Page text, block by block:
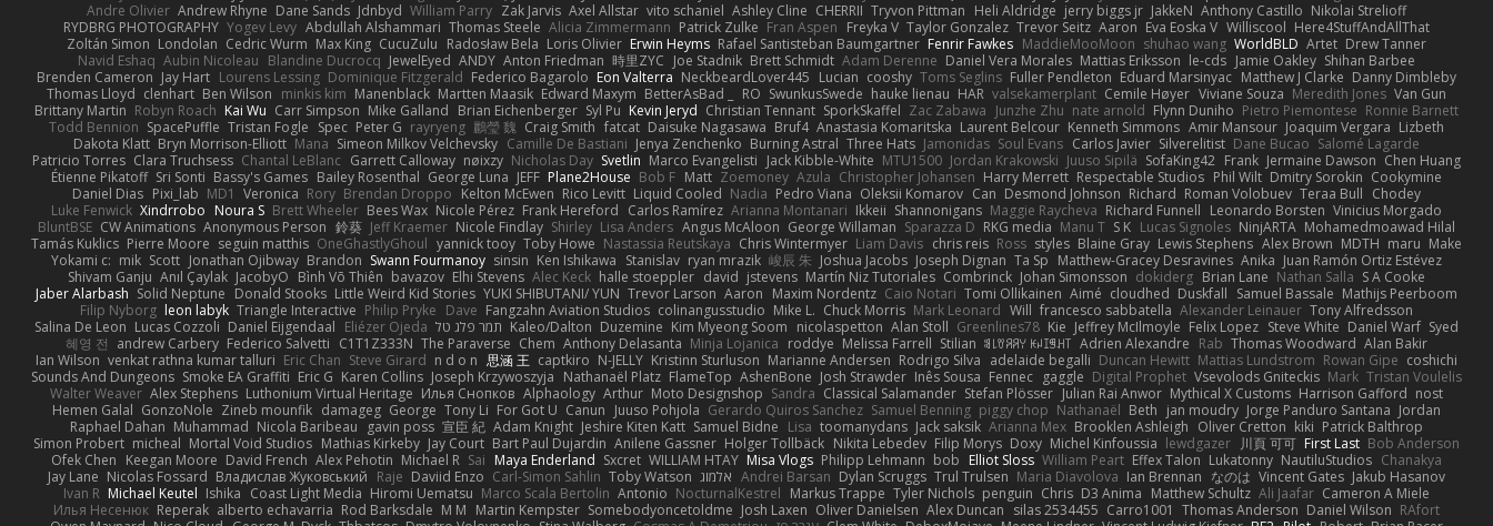
Andre Olivier Andrew Rhyne Dane Sands Jdnbyd William Parry Zak Jarvis Axel Allstar vito schaniel Ashley Cline CHERRII Tryvon Pittman Heli Aldridge jerry biggs jr JakkeN Anthony Castillo Nikolai Strelioff
RYDBRG PHOTOGRAPHY Yogev Levy Abdullah Alshammari Thomas Steele Alicia Zimmermann Patrick Zulke Fran Aspen Freyka V Taylor Gonzalez Trevor Seitz Aaron Eva Eoska V Williscool Here4StuffAndAllThat
Zoltán Simon Londolan Cedric Wurm Max King CucuZulu Radosław Bela Loris Olivier Erwin Heyms Rafael Santisteban Baumgartner Fenrir Fawkes MaddieMooMoon shuhao wang WorldBLD Artet Drew Tanner
Navid Eshaq Aubin Nicoleau Blandine Ducrocq JewelEyed ANDY Anton Friedman 時里ZYC Joe Stadnik Brett Schmidt Adam Derenne Daniel Vera Morales Mattias Eriksson le-cds Jamie Oakley Shihan Barbee
Brenden Cameron Jay Hart Lourens Lessing Dominique Fitzgerald Federico Bagarolo Eon Valterra NeckbeardLover445 Lucian cooshy Toms Seglins Fuller Pendleton Eduard Marsinyac Matthew J Clarke Danny Dimbleby
Thomas Lloyd clenhart Ben Wilson minkis kim Manenblack Martten Maasik Edward Maxym BetterAsBad _ RO SwunkusSwede hauke lienau HAR valsekamerplant Cemile Høyer Viviane Souza Meredith Jones Van Gun
Brittany Martin Robyn Roach Kai Wu Carr Simpson Mike Galland Brian Eichenberger Syl Pu Kevin Jeryd Christian Tennant SporkSkaffel Zac Zabawa Junzhe Zhu nate arnold Flynn Duniho Pietro Piemontese Ronnie Barnett
Todd Bennion SpacePuffle Tristan Fogle Spec Peter G rayryeng 鸝瑩 魏 Craig Smith fatcat Daisuke Nagasawa Bruf4 Anastasia Komaritska Laurent Belcour Kenneth Simmons Amir Mansour Joaquim Vergara Lizbeth
Dakota Klatt Bryn Morrison-Elliott Mana Simeon Milkov Velchevsky Camille De Bastiani Jenya Zenchenko Burning Astral Three Hats Jamonidas Soul Evans Carlos Javier Silverelitist Dane Bucao Salomé Lagarde
Patricio Torres Clara Truchsess Chantal LeBlanc Garrett Calloway nøixzy Nicholas Day Svetlin Marco Evangelisti Jack Kibble-White MTU1500 Jordan Krakowski Juuso Sipilä SofaKing42 Frank Jermaine Dawson Chen Huang
Étienne Pikatoff Sri Sonti Bassy's Games Bailey Rosenthal George Luna JEFF Plane2House Bob F Matt Zoemoney Azula Christopher Johansen Harry Merrett Respectable Studios Phil Wilt Dmitry Sorokin Cookymine
Daniel Dias Pixi_lab MD1 Veronica Rory Brendan Droppo Kelton McEwen Rico Levitt Liquid Cooled Nadia Pedro Viana Oleksii Komarov Can Desmond Johnson Richard Roman Volobuev Teraa Bull Chodey
Luke Fenwick Xindrrobo Noura S Brett Wheeler Bees Wax Nicole Pérez Frank Hereford Carlos Ramírez Arianna Montanari Ikkeii Shannonigans Maggie Raycheva Richard Funnell Leonardo Borsten Vinicius Morgado
BluntBSE CW Animations Anonymous Person 鈴葵 Jeff Kraemer Nicole Findlay Shirley Lisa Anders Angus McAloon George Willaman Sparazza D RKG media Manu T S K Lucas Signoles NinjARTA Mohamedmoawad Hilal
Tamás Kuklics Pierre Moore seguin matthis OneGhastlyGhoul yannick tooy Toby Howe Nastassia Reutskaya Chris Wintermyer Liam Davis chris reis Ross styles Blaine Gray Lewis Stephens Alex Brown MDTH maru Make
Yokami c: mik Scott Jonathan Ojibway Brandon Swann Fourmanoy sinsin Ken Ishikawa Stanislav ryan mrazik 峻辰 朱 Joshua Jacobs Joseph Dignan Ta Sp Matthew-Gracey Desravines Anika Juan Ramón Ortiz Estévez
Shivam Ganju Anıl Çaylak JacobyO Bình Võ Thiên bavazov Elhi Stevens Alec Keck halle stoeppler david jstevens Martín Niz Tutoriales Combrinck Johan Simonsson dokiderg Brian Lane Nathan Salla S A Cooke
Jaber Alarbash Solid Neptune Donald Stooks Little Weird Kid Stories YUKI SHIBUTANI/ YUN Trevor Larson Aaron Maxim Nordentz Caio Notari Tomi Ollikainen Aimé cloudhed Duskfall Samuel Bassale Mathijs Peerboom
Filip Nyborg leon labyk Triangle Interactive Philip Pryke Dave Fangzahn Aviation Studios colinangusstudio Mike L. Chuck Morris Mark Leonard Will francesco sabbatella Alexander Leinauer Tony Alfredsson
Salina De Leon Lucas Cozzoli Daniel Eijgendaal Eliézer Ojeda תמר פלג טל Kaleo/Dalton Duzemine Kim Myeong Soom nicolaspetton Alan Stoll Greenlines78 Kie Jeffrey McIlmoyle Felix Lopez Steve White Daniel Warf Syed
혜영 전 andrew Carbery Federico Salvetti C1T1Z333N The Paraverse Chem Anthony Delasanta Minja Lojanica roddye Melissa Farrell Stilian ꌃ꒒ꀎꋪꋪꌩ ꀘꈤꀤꁅꃅ꓄ Adrien Alexandre Rab Thomas Woodward Alan Bakir
Ian Wilson venkat rathna kumar talluri Eric Chan Steve Girard n d o n 思涵 王 captkiro N-JELLY Kristinn Sturluson Marianne Andersen Rodrigo Silva adelaide begalli Duncan Hewitt Mattias Lundstrom Rowan Gipe coshichi
Sounds And Dungeons Smoke EA Graffiti Eric G Karen Collins Joseph Krzywoszyja Nathanaël Platz FlameTop AshenBone Josh Strawder Inês Sousa Fennec gaggle Digital Prophet Vsevolods Gniteckis Mark Tristan Voulelis
Walter Weaver Alex Stephens Luthonium Virtual Heritage Илья Снопков Alphaology Arthur Moto Designshop Sandra Classical Salamander Stefan Plösser Julian Rai Anwor Mythical X Customs Harrison Gafford nost
Hemen Galal GonzoNole Zineb mounfik damageg George Tony Li For Got U Canun Juuso Pohjola Gerardo Quiros Sanchez Samuel Benning piggy chop Nathanaël Beth jan moudry Jorge Panduro Santana Jordan
Raphael Dahan Muhammad Nicola Baribeau gavin poss 宣臣 紀 Adam Knight Jeshire Kiten Katt Samuel Bidne Lisa toomanydans Jack saksik Arianna Mex Brooklen Ashleigh Oliver Cretton kiki Patrick Balthrop
Simon Probert micheal Mortal Void Studios Mathias Kirkeby Jay Court Bart Paul Dujardin Anilene Gassner Holger Tollbäck Nikita Lebedev Filip Morys Doxy Michel Kinfoussia lewdgazer 川頁 可可 First Last Bob Anderson
Ofek Chen Keegan Moore David French Alex Pehotin Michael R Sai Maya Enderland Sxcret WILLIAM HTAY Misa Vlogs Philipp Lehmann bob Elliot Sloss William Peart Effex Talon Lukatonny NautiluStudios Chanakya
Jay Lane Nicolas Fossard Владислав Жуковський Raje Daviid Enzo Carl-Simon Sahlin Toby Watson אלמוג Andrei Barsan Dylan Scruggs Trul Trulsen Maria Diavolova Ian Brennan なのは Vincent Gates Jakub Hasanov
Ivan R Michael Keutel Ishika Coast Light Media Hiromi Uematsu Marco Scala Bertolin Antonio NocturnalKestrel Markus Trappe Tyler Nichols penguin Chris D3 Anima Matthew Schultz Ali Jaafar Cameron A Miele
Илья Несенюк Reperak alberto echavarria Rod Barksdale M M Martin Kempster Somebodyoncetoldme Josh Laxen Oliver Danielsen Alex Duncan silas 2534455 Carro1001 Thomas Anderson Daniel Wilson RAfort